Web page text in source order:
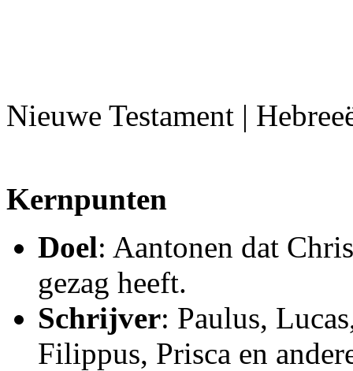
Nieuwe Testament |
Kernpunten
Doel: Aantonen dat
gezag heeft.
Schrijver: Paulus,
Filippus, Prisca en